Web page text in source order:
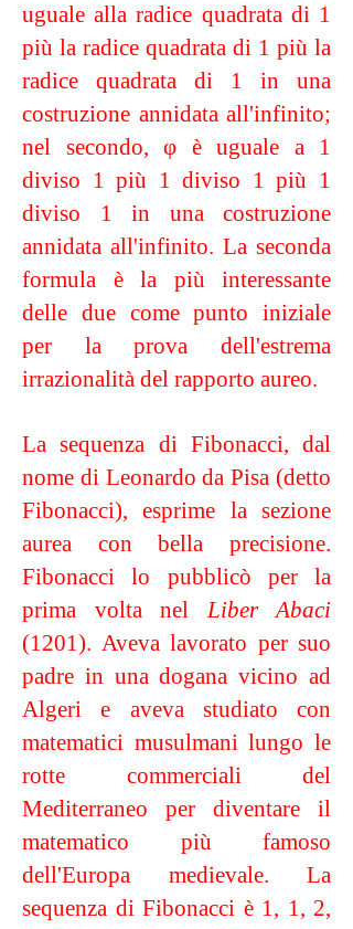
uguale alla radice quadrata di 1
più la radice quadrata di 1 più la
radice quadrata di 1 in una
costruzione annidata all'infinito;
nel secondo, φ è uguale a 1
diviso 1 più 1 diviso 1 più 1
diviso 1 in una costruzione
annidata all'infinito. La seconda
formula è la più interessante
delle due come punto iniziale
per la prova dell'estrema
irrazionalità del rapporto aureo.
La sequenza di Fibonacci, dal
nome di Leonardo da Pisa (detto
Fibonacci), esprime la sezione
aurea con bella precisione.
Fibonacci lo pubblicò per la
prima volta nelLiber Abaci
(1201). Aveva lavorato per suo
padre in una dogana vicino ad
Algeri e aveva studiato con
matematici musulmani lungo le
rotte commerciali del
Mediterraneo per diventare il
matematico più famoso
dell'Europa medievale. La
sequenza di Fibonacci è 1, 1, 2,